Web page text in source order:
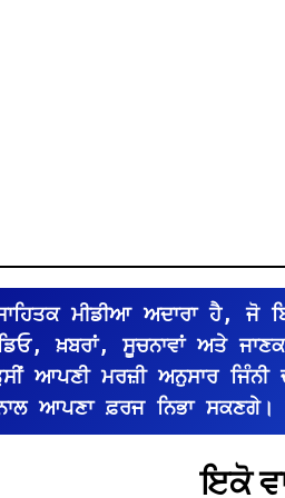
ਮੀਡੀਆ ਅਦਾਰਾ ਹੈ, ਜੋ
ਖ਼ਬਰਾਂ, ਸੂਚਨਾਵਾਂ ਅਤੇ
ਆਪਣੀ ਮਰਜ਼ੀ ਅਨੁਸਾਰ
ਆਪਣਾ ਫ਼ਰਜ ਨਿਭਾ ਸਕਣਗੇ।
ਇਕੋ